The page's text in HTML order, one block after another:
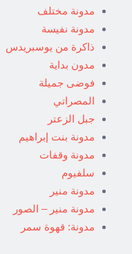
مدونة مختلف
مدونة نفيسة
ذاكرة من يوسبريدس
مدون بداية
فوضى جميلة
المصراتي
جبل الزعتر
مدونة بنت إبراهيم
مدونة وقفات
سلفيوم
مدونة منير
مدونة منير – الصور
مدونة: قهوة سمر